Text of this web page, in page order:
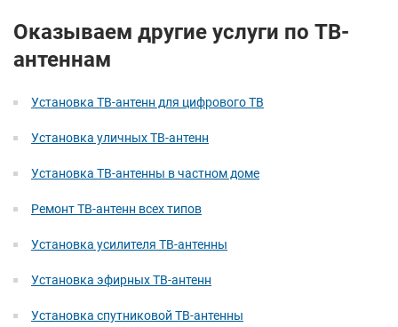
Оказываем другие услуги по ТВ-
антеннам
Установка ТВ-антенн для цифрового ТВ
Установка уличных ТВ-антенн
Установка ТВ-антенны в частном доме
Ремонт ТВ-антенн всех типов
Установка усилителя ТВ-антенны
Установка эфирных ТВ-антенн
Установка спутниковой ТВ-антенны